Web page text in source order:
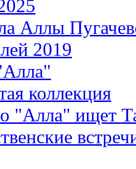
Аллы
2019
коллекция
"Алла" ищет